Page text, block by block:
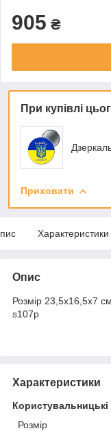
905 ₴
При купівлі
Приховати
Характеристики
Опис
Розмір 23,5х16,5х7
s107p
Характеристики
Користувальницькі
Розмір